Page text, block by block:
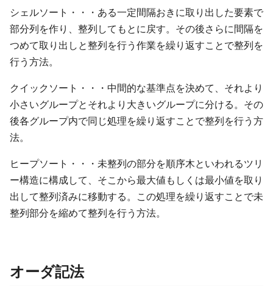
シェルソート・・・ある一定間隔おきに取り出した要素で
部分列を作り、整列してもとに戻す。その後さらに間隔を
つめて取り出しと整列を行う作業を繰り返すことで整列を
行う方法。
クイックソート・・・中間的な基準点を決めて、それより
小さいグループとそれより大きいグループに分ける。その
後各グループ内で同じ処理を繰り返すことで整列を行う方
法。
ヒープソート・・・未整列の部分を順序木といわれるツリ
ー構造に構成して、そこから最大値もしくは最小値を取り
出して整列済みに移動する。この処理を繰り返すことで未
整列部分を縮めて整列を行う方法。
オーダ記法